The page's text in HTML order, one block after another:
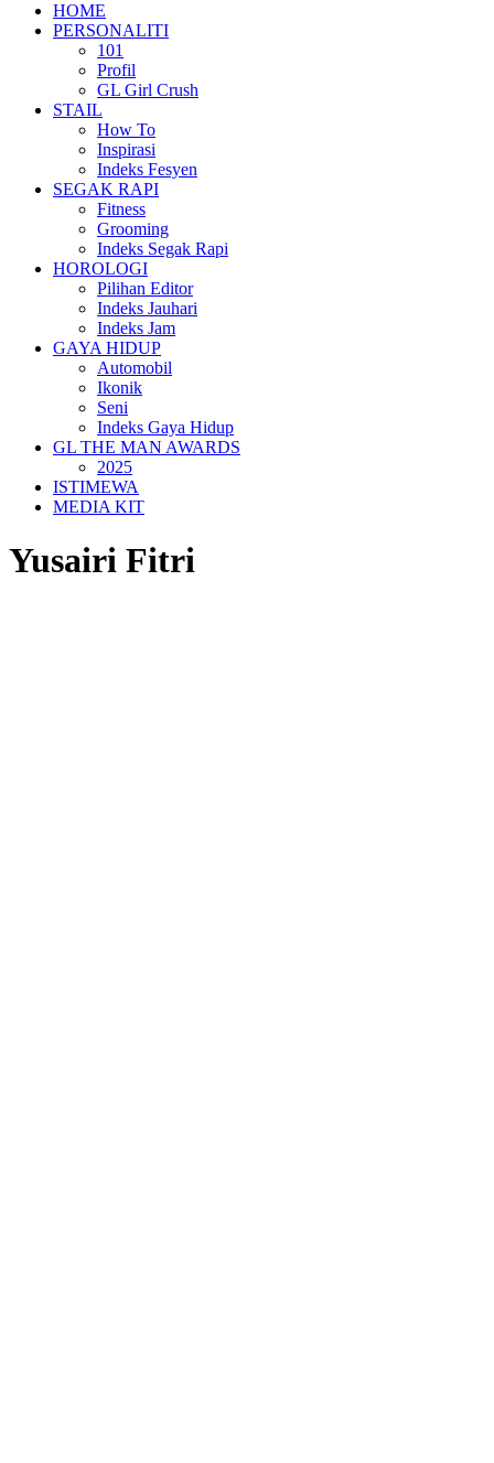
HOME
PERSONALITI
101
Profil
GL Girl Crush
STAIL
How To
Inspirasi
Indeks Fesyen
SEGAK RAPI
Fitness
Grooming
Indeks Segak Rapi
HOROLOGI
Pilihan Editor
Indeks Jauhari
Indeks Jam
GAYA HIDUP
Automobil
Ikonik
Seni
Indeks Gaya Hidup
GL THE MAN AWARDS
2025
ISTIMEWA
MEDIA KIT
Yusairi Fitri